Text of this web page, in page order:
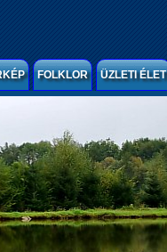
FOLKLOR ÜZLETI ÉLET